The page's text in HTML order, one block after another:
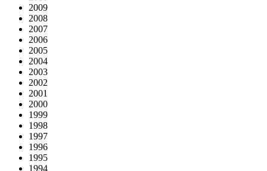
2009
2008
2007
2006
2005
2004
2003
2002
2001
2000
1999
1998
1997
1996
1995
1994